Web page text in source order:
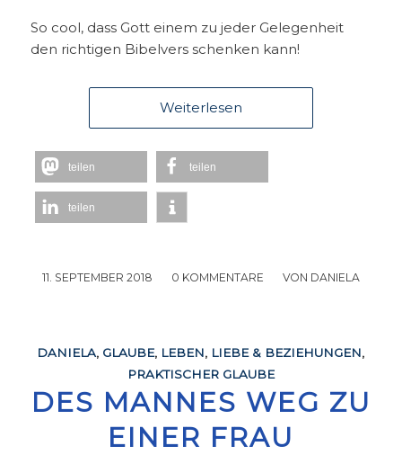
So cool, dass Gott einem zu jeder Gelegenheit
den richtigen Bibelvers schenken kann!
Weiterlesen
teilen teilen
teilen
11. SEPTEMBER 2018
/ 0 KOMMENTARE
/ VON DANIELA
DANIELA, GLAUBE, LEBEN, LIEBE & BEZIEHUNGEN,
PRAKTISCHER GLAUBE
DES MANNES WEG ZU
EINER FRAU